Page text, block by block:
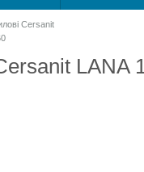
Cersanit
LANA